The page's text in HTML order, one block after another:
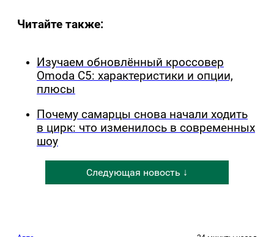
Читайте также:
Изучаем обновлённый кроссовер
Omoda C5: характеристики и опции,
плюсы
Почему самарцы снова начали ходить
в цирк: что изменилось в современных
шоу
Следующая новость ↓